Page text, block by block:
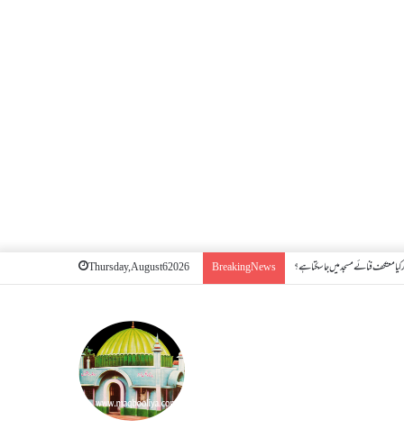
Thursday, August 6 2026 Breaking News معتکف فنائے مسجد میں جا سکتا ہے؟